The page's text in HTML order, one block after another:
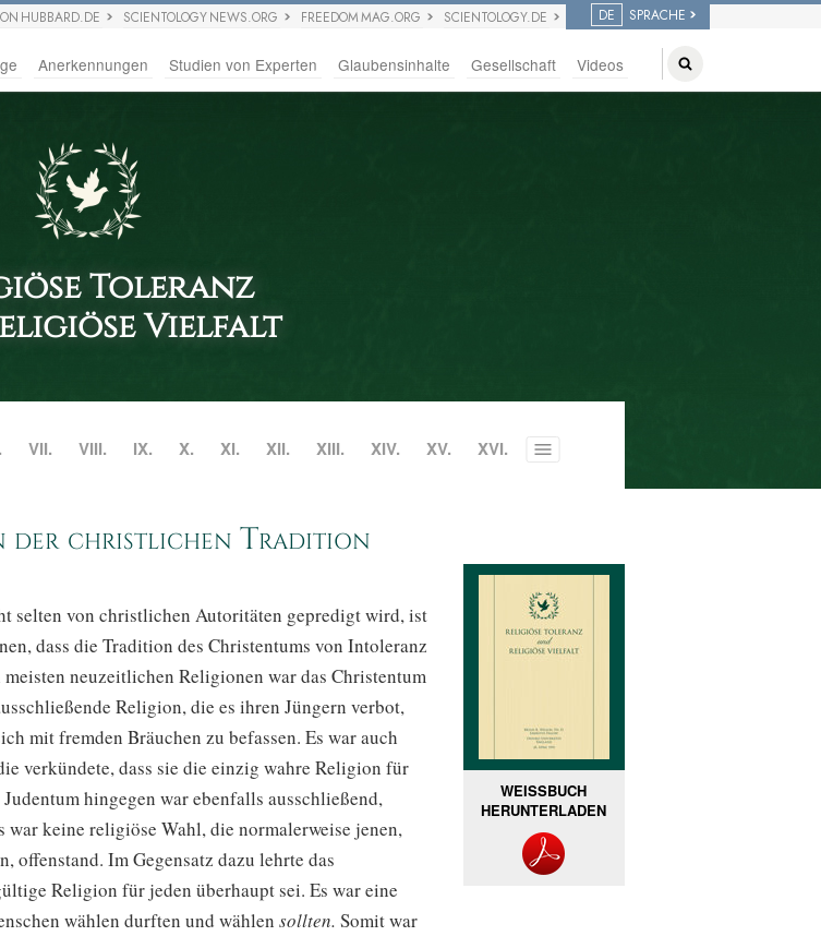
HUBBARD.DE SCIENTOLOGY NEWS.ORG FREEDOM MAG.ORG SCIENTOLOGY.DE DE SPRACHE
Anerkennungen Studien von Experten Glaubensinhalte Gesellschaft Videos
Toleranz
Vielfalt
VII. VIII. IX. X. XI. XII. XIII. XIV. XV. XVI. Toggle
der christlichen Tradition
selten von christlichen Autoritäten gepredigt wird, ist
dass die Tradition des Christentums von Intoleranz
neuzeitlichen Religionen war das Christentum
Religion, die es ihren Jüngern verbot,
mit fremden Bräuchen zu befassen. Es war auch
verkündete, dass sie die einzig wahre Religion für
hingegen war ebenfalls ausschließend,
keine religiöse Wahl, die normalerweise jenen,
offenstand. Im Gegensatz dazu lehrte das
Religion für jeden überhaupt sei. Es war eine
wählen durften und wählen sollten. Somit war
WEISSBUCH
HERUNTERLADEN